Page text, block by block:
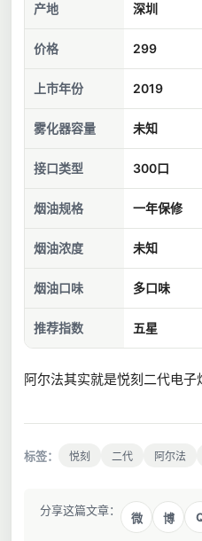
产地 深圳
价格 299
上市年份 2019
雾化器容量 未知
接口类型 300口
烟油规格 一年保修
烟油浓度 未知
烟油口味 多口味
推荐指数 五星
阿尔法其实就是悦刻二代电子
标签： 悦刻 二代 阿尔法
分享这篇文章：
微 博